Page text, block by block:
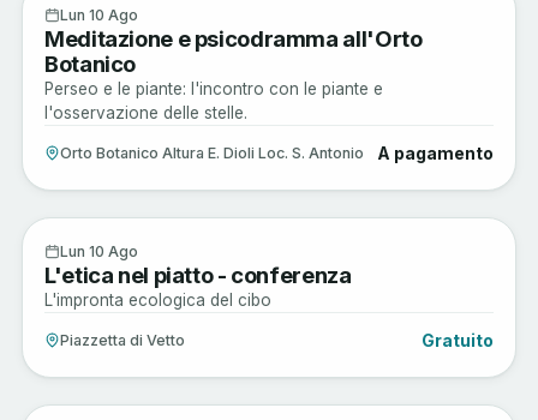
Sagre e Tradizioni
Lun 10 Ago
Meditazione e psicodramma all'Orto
Botanico
Perseo e le piante: l'incontro con le piante e
l'osservazione delle stelle.
Orto Botanico Altura E. Dioli Loc. S. Antonio A pagamento
Musica e Spettacoli
Lun 10 Ago
L'etica nel piatto - conferenza
L'impronta ecologica del cibo
Piazzetta di Vetto Gratuito